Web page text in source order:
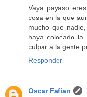
Vaya payaso
cosa en la que
mucho que
haya colocado la
culpar a la gente
Responder
Oscar Fafian